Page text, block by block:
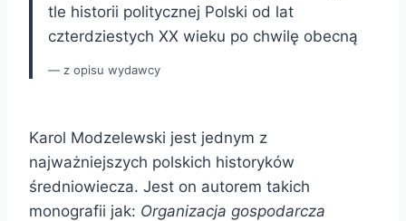
tle historii politycznej Polski od lat
czterdziestych XX wieku po chwilę obecną
z opisu wydawcy
Karol Modzelewski jest jednym z
najważniejszych polskich historyków
średniowiecza. Jest on autorem takich
monografii jak: Organizacja gospodarcza